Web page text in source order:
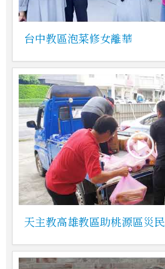
台中教區泡菜修女離華
天主教高雄教區助桃源區災民